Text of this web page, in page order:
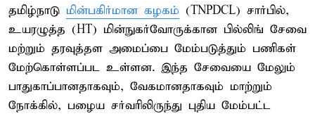
தமிழ்நாடு மின்பகிர்மான கழகம் (TNPDCL) சார்பில்,
உயரழுத்த (HT) மின்நுகர்வோருக்கான பில்லிங் சேவை
மற்றும் தரவுத்தள அமைப்பை மேம்படுத்தும் பணிகள்
மேற்கொள்ளப்பட உள்ளன. இந்த சேவையை மேலும்
பாதுகாப்பானதாகவும், வேகமானதாகவும் மாற்றும்
நோக்கில், பழைய சர்வரிலிருந்து புதிய மேம்பட்ட